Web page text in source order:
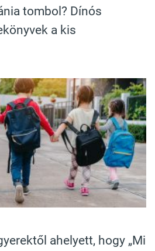
tombol? Dínós
a kis
ahelyett, hogy „Mi